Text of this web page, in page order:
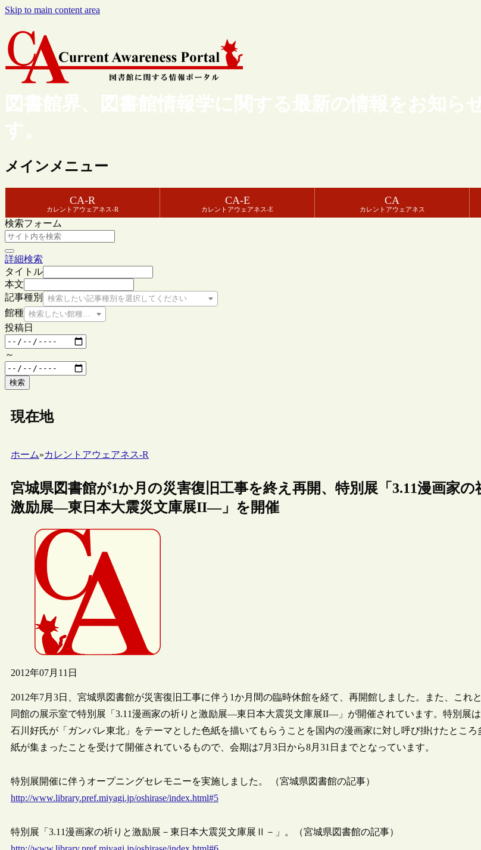
Skip to main content area
図書館界、図書館情報学に関する最新の情報をお知ら
す。
メインメニュー
CA-R
カレントアウェアネス-R
CA-E
カレントアウェアネス-E
CA
カレントアウェアネス
検索フォーム
詳細検索
タイトル
本文
記事種別
検索したい記事種別を選択してください
館種 検索したい館種を選択してください
投稿日
～
検索
現在地
ホーム»カレントアウェアネス-R
宮城県図書館が1か月の災害復旧工事を終え再開、特別展「3.11漫画家の
激励展―東日本大震災文庫展II―」を開催
2012年07月11日
2012年7月3日、宮城県図書館が災害復旧工事に伴う1か月間の臨時休館を経て、再開館しました。また、これと
同館の展示室で特別展「3.11漫画家の祈りと激励展―東日本大震災文庫展II―」が開催されています。特別展
石川好氏が「ガンバレ東北」をテーマとした色紙を描いてもらうことを国内の漫画家に対し呼び掛けたところ
紙が集まったことを受けて開催されているもので、会期は7月3日から8月31日までとなっています。
特別展開催に伴うオープニングセレモニーを実施しました。 （宮城県図書館の記事）
http://www.library.pref.miyagi.jp/oshirase/index.html#5
特別展「3.11漫画家の祈りと激励展－東日本大震災文庫展Ⅱ－」。（宮城県図書館の記事）